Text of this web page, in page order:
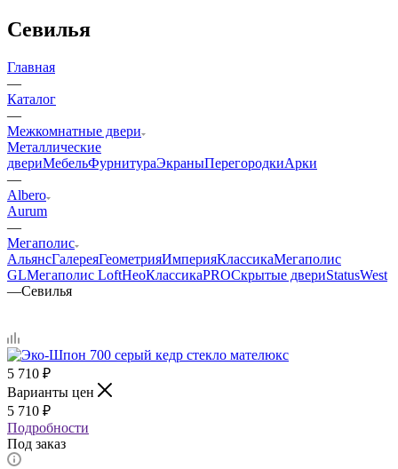
Севилья
Главная
—
Каталог
—
Межкомнатные двери
Металлические
двериМебельФурнитураЭкраныПерегородкиАрки
—
Albero
Aurum
—
Мегаполис
АльянсГалереяГеометрияИмперияКлассикаМегаполис
GLМегаполис LoftНеоКлассикаPROСкрытые двериStatusWest
—Севилья
5 710 ₽
Варианты цен
5 710 ₽
Подробности
Под заказ